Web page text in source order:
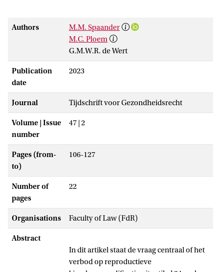
Authors
M.M. Spaander
M.C. Ploem
G.M.W.R. de Wert
Publication
date
2023
Journal Tijdschrift voor Gezondheidsrecht
Volume | Issue
number
47 | 2
Pages (from-
to)
106-127
Number of
pages
22
Organisations Faculty of Law (FdR)
Abstract
In dit artikel staat de vraag centraal of het
verbod op reproductieve